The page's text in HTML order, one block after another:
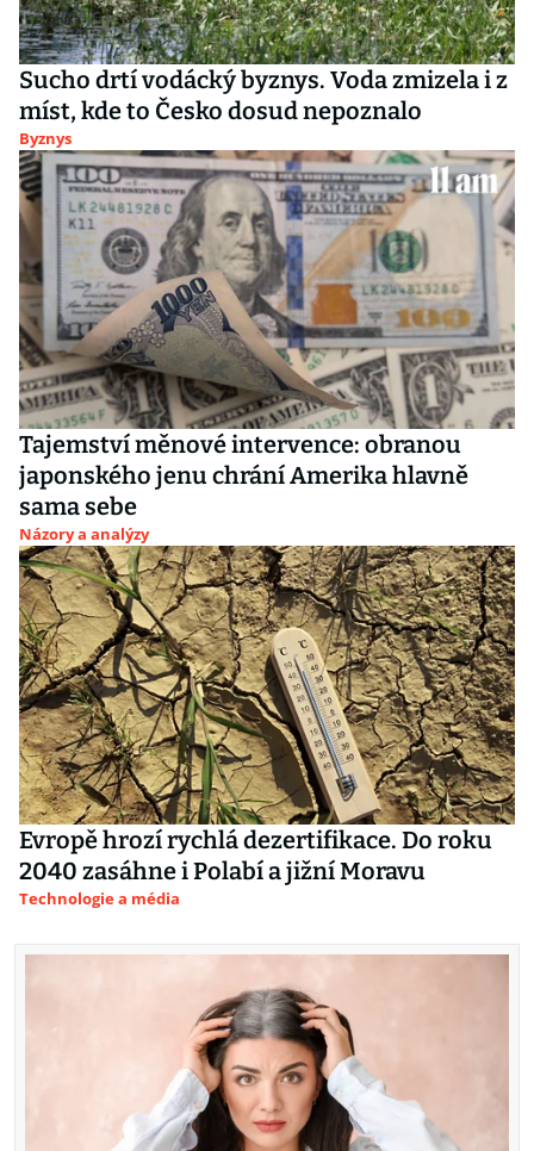
Sucho drtí vodácký byznys. Voda zmizela i z
míst, kde to Česko dosud nepoznalo
Byznys
Tajemství měnové intervence: obranou
japonského jenu chrání Amerika hlavně
sama sebe
Názory a analýzy
Evropě hrozí rychlá dezertifikace. Do roku
2040 zasáhne i Polabí a jižní Moravu
Technologie a média